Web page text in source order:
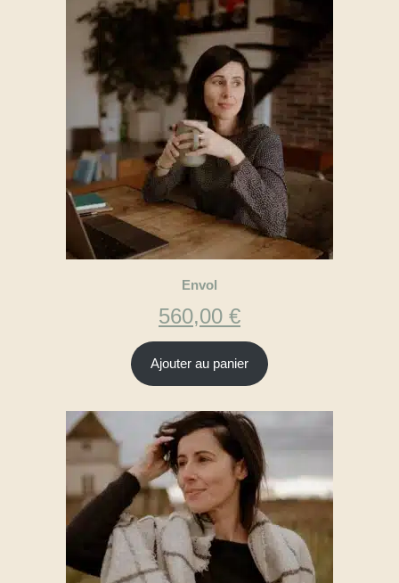
Envol
560,00 €
Ajouter au panier